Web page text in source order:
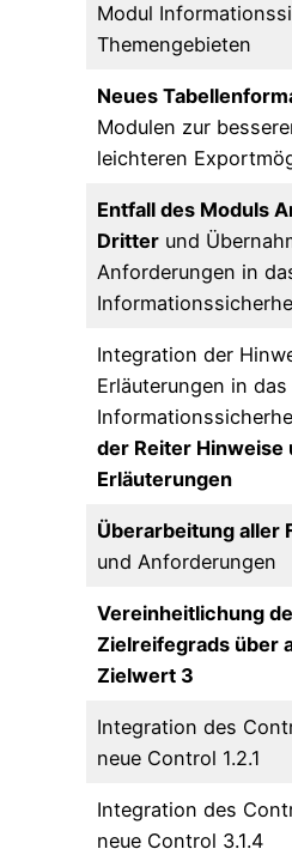
Modul
Themengebieten
Neues
Modulen zur
leichteren
Entfall des Moduls
Dritter und
Anforderungen in
Integration der
Erläuterungen in das
der Reiter Hinweise
Erläuterungen
Überarbeitung aller
und Anforderungen
Vereinheitlichung
Zielreifegrads über
Zielwert 3
Integration des
neue Control 1.2.1
Integration des
neue Control 3.1.4